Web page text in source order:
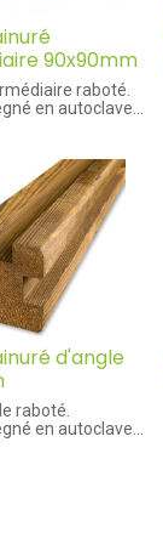
90x90mm
raboté.
en autoclave
d'angle
raboté.
en autoclave